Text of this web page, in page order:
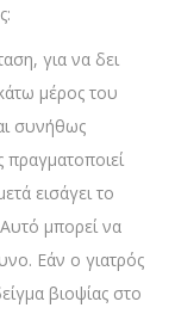
για να δει
μέρος του
συνήθως
πραγματοποιεί
εισάγει το
μπορεί να
Εάν ο γιατρός
βιοψίας στο